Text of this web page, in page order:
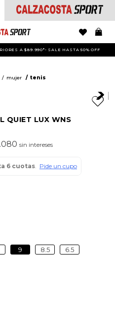
A $89.990*- SALE HASTA 50% OFF
mujer tenis
QUIET LUX WNS
sin intereses
9 8.5
6.5